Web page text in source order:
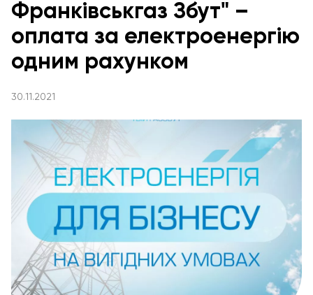
Франківськгаз Збут" –
оплата за електроенергію
одним рахунком
30.11.2021